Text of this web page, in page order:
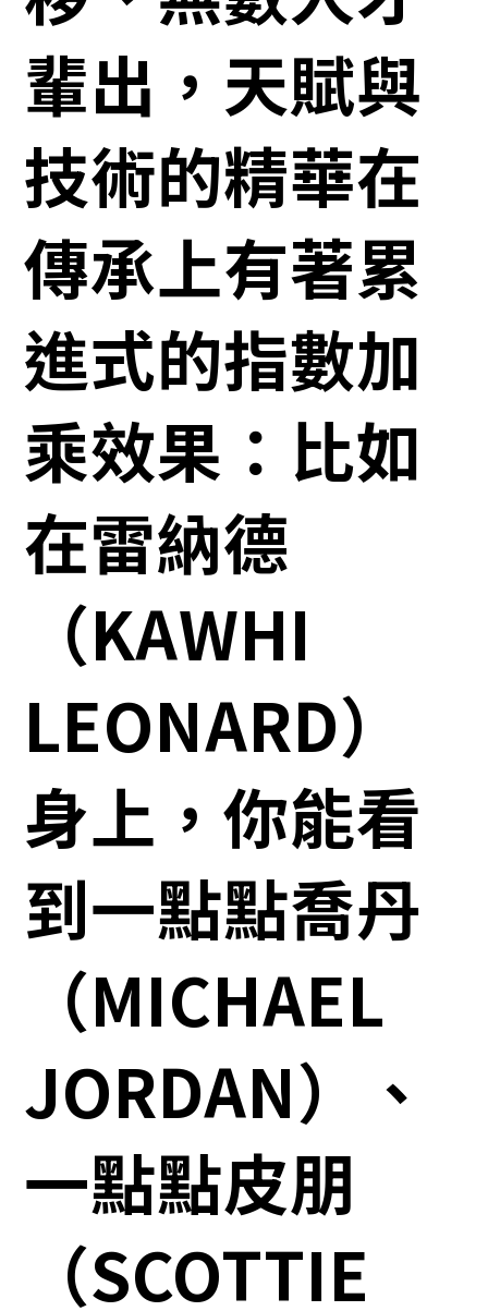
輩出，天賦與
技術的精華在
傳承上有著累
進式的指數加
乘效果：比如
在雷納德
（KAWHI
LEONARD）
身上，你能看
到一點點喬丹
（MICHAEL
JORDAN）、
一點點皮朋
（SCOTTIE